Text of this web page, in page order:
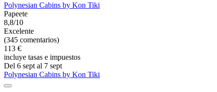
Polynesian Cabins by Kon Tiki
Papeete
8,8/10
Excelente
(345 comentarios)
113 €
incluye tasas e impuestos
Del 6 sept al 7 sept
Polynesian Cabins by Kon Tiki